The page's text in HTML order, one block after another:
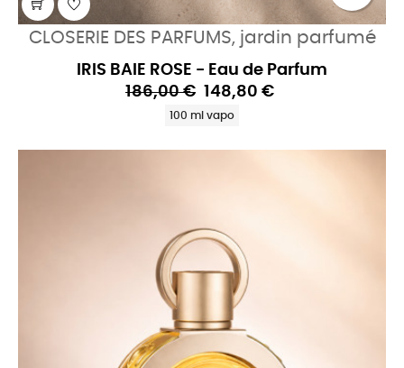
CLOSERIE DES PARFUMS, jardin parfumé
IRIS BAIE ROSE - Eau de Parfum
186,00 € 148,80 €
100 ml vapo